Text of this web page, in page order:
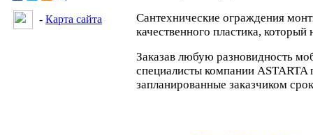
- Карта сайта
Сантехнические ограждения
качественного пластика,
Заказав любую разновидность
специалисты компании ASTARTA
запланированные заказчиком